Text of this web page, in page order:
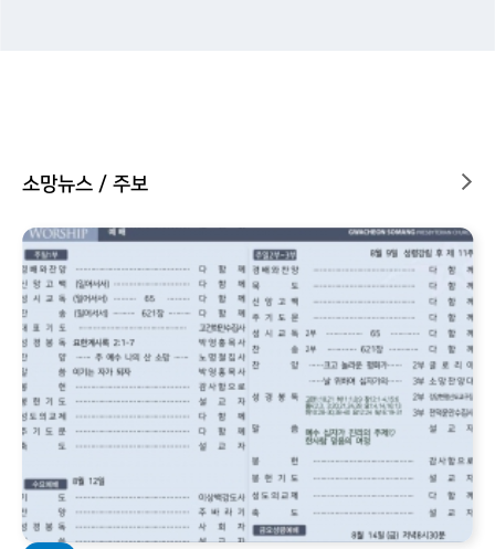
소망뉴스 / 주보